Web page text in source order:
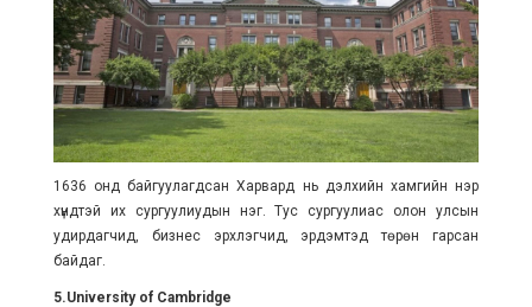
1636 онд байгуулагдсан Харвард нь дэлхийн хамгийн нэр
хүндтэй их сургуулиудын нэг. Тус сургуулиас олон улсын
удирдагчид, бизнес эрхлэгчид, эрдэмтэд төрөн гарсан
байдаг.
5.University of Cambridge